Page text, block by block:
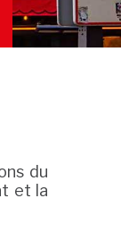
du
et la